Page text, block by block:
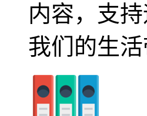
内容，支
我们的生